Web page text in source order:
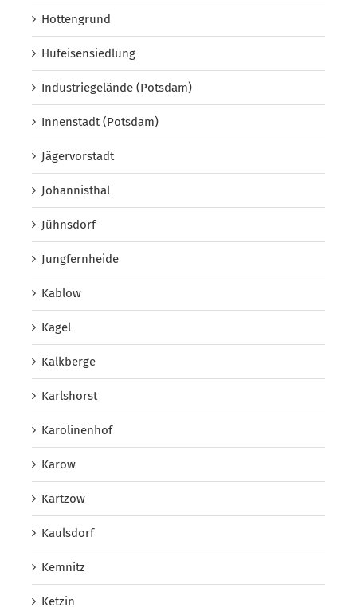
Hottengrund
Hufeisensiedlung
Industriegelände (Potsdam)
Innenstadt (Potsdam)
Jägervorstadt
Johannisthal
Jühnsdorf
Jungfernheide
Kablow
Kagel
Kalkberge
Karlshorst
Karolinenhof
Karow
Kartzow
Kaulsdorf
Kemnitz
Ketzin